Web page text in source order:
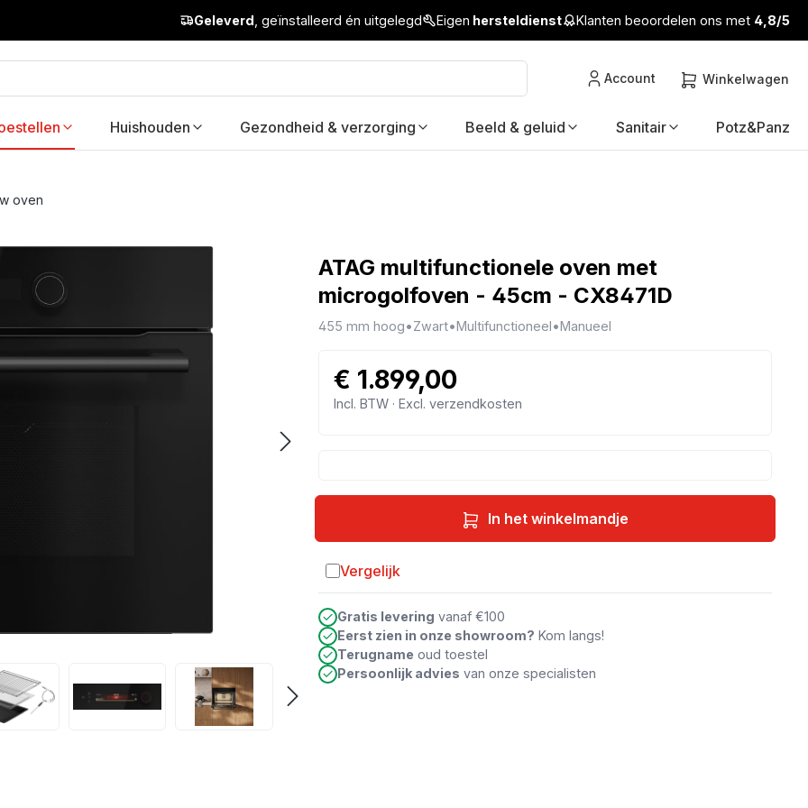
Geleverd , geïnstalleerd én uitgelegd Eigen hersteldienst Klanten beoordelen ons met 4,8/5
Account Winkelwagen
Huishouden Gezondheid & verzorging Beeld & geluid Sanitair Potz&Panz
oven
ATAG multifunctionele oven met
microgolfoven - 45cm - CX8471D
455 mm hoog•Zwart•Multifunctioneel•Manueel
€ 1.899,00
Incl. BTW · Excl. verzendkosten
In het winkelmandje
Vergelijk
Toevoegen aan vergelijking
Gratis levering vanaf €100
Eerst zien in onze showroom? Kom langs!
Terugname oud toestel
Persoonlijk advies van onze specialisten